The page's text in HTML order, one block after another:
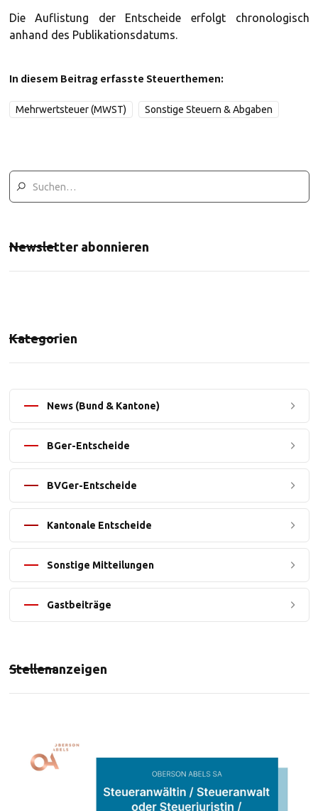
Die Auflistung der Entscheide erfolgt chronologisch
anhand des Publikationsdatums.
In diesem Beitrag erfasste Steuerthemen:
Mehrwertsteuer (MWST) Sonstige Steuern & Abgaben
Newsletter abonnieren
Kategorien
News (Bund & Kantone)
BGer-Entscheide
BVGer-Entscheide
Kantonale Entscheide
Sonstige Mitteilungen
Gastbeiträge
Stellenanzeigen